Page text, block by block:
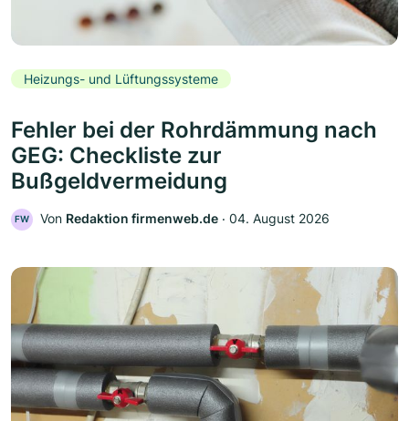
Heizungs- und Lüftungssysteme
Fehler bei der Rohrdämmung nach
GEG: Checkliste zur
Bußgeldvermeidung
FW Von Redaktion firmenweb.de ‧ 04. August 2026